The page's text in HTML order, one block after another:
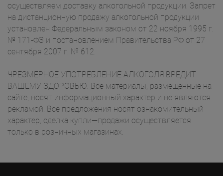
осуществляем доставку алкогольной продукции. Запрет
на дистанционную продажу алкогольной продукции
установлен Федеральным законом от 22 ноября 1995 г.
№ 171-ФЗ и постановлением Правительства РФ от 27
сентября 2007 г. № 612.
ЧРЕЗМЕРНОЕ УПОТРЕБЛЕНИЕ АЛКОГОЛЯ ВРЕДИТ
ВАШЕМУ ЗДОРОВЬЮ. Все материалы, размещенные на
сайте, носят информационный характер и не являются
рекламой. Все предложения носят ознакомительный
характер, сделка купли—продажи осуществляется
только в розничных магазинах.